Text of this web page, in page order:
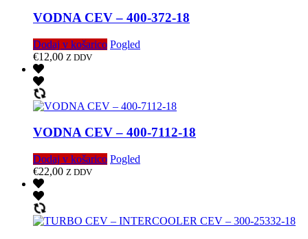
VODNA CEV – 400-372-18
Dodaj v košarico Pogled
€12,00 Z DDV
VODNA CEV – 400-7112-18
Dodaj v košarico Pogled
€22,00 Z DDV